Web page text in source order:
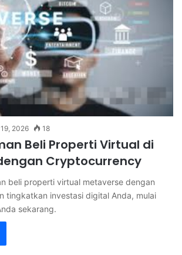
2026 18
Beli Properti Virtual di
Cryptocurrency
beli properti virtual metaverse dengan
tingkatkan investasi digital Anda, mulai
sekarang.